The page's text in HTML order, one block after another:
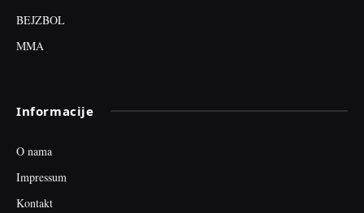
BEJZBOL
MMA
Informacije
O nama
Impressum
Kontakt